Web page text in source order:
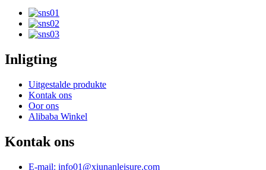
Inligting
Uitgestalde produkte
Kontak ons
Oor ons
Alibaba Winkel
Kontak ons
E-mail: info01@xiunanleisure.com